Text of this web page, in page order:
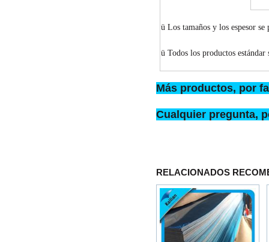
üLos tamaños y los espesor
üTodos los productos
Más productos, por
Cualquier pregunta,
RELACIONADOS